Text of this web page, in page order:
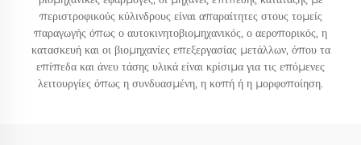
περιστροφικούς κύλινδρους είναι απαραίτητες στους τομείς
παραγωγής όπως ο αυτοκινητοβιομηχανικός, ο αεροπορικός, η
κατασκευή και οι βιομηχανίες επεξεργασίας μετάλλων, όπου τα
επίπεδα και άνευ τάσης υλικά είναι κρίσιμα για τις επόμενες
λειτουργίες όπως η συνδυασμένη, η κοπή ή η μορφοποίηση.